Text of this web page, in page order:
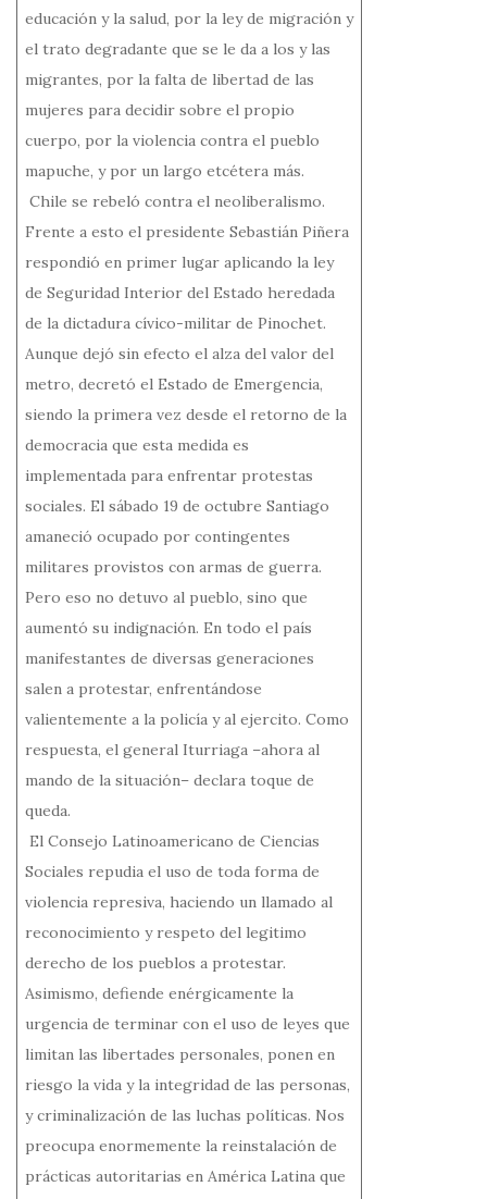
educación y la salud, por la ley de migración y
el trato degradante que se le da a los y las
migrantes, por la falta de libertad de las
mujeres para decidir sobre el propio
cuerpo, por la violencia contra el pueblo
mapuche, y por un largo etcétera más.
Chile se rebeló contra el neoliberalismo.
Frente a esto el presidente Sebastián Piñera
respondió en primer lugar aplicando la ley
de Seguridad Interior del Estado heredada
de la dictadura cívico-militar de Pinochet.
Aunque dejó sin efecto el alza del valor del
metro, decretó el Estado de Emergencia,
siendo la primera vez desde el retorno de la
democracia que esta medida es
implementada para enfrentar protestas
sociales. El sábado 19 de octubre Santiago
amaneció ocupado por contingentes
militares provistos con armas de guerra.
Pero eso no detuvo al pueblo, sino que
aumentó su indignación. En todo el país
manifestantes de diversas generaciones
salen a protestar, enfrentándose
valientemente a la policía y al ejercito. Como
respuesta, el general Iturriaga –ahora al
mando de la situación– declara toque de
queda.
El Consejo Latinoamericano de Ciencias
Sociales repudia el uso de toda forma de
violencia represiva, haciendo un llamado al
reconocimiento y respeto del legitimo
derecho de los pueblos a protestar.
Asimismo, defiende enérgicamente la
urgencia de terminar con el uso de leyes que
limitan las libertades personales, ponen en
riesgo la vida y la integridad de las personas,
y criminalización de las luchas políticas. Nos
preocupa enormemente la reinstalación de
prácticas autoritarias en América Latina que